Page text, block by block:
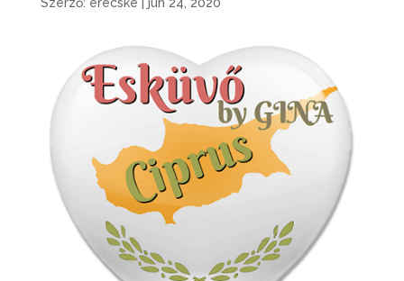
Szerző: erecske jún 24, 2020